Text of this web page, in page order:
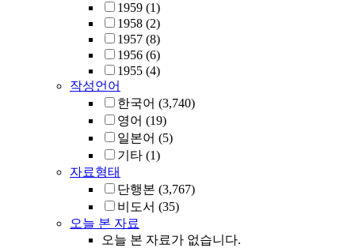
1959 (1)
1958 (2)
1957 (8)
1956 (6)
1955 (4)
작성언어
한국어 (3,740)
영어 (19)
일본어 (5)
기타 (1)
자료형태
단행본 (3,767)
비도서 (35)
오늘 본 자료
오늘 본 자료가 없습니다.